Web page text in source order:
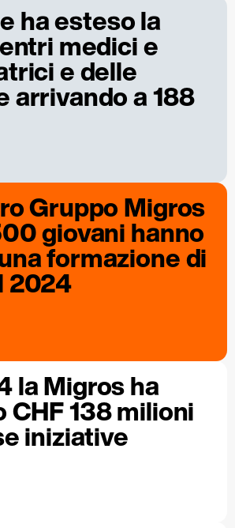
ha esteso la
medici e
e delle
arrivando a 188
Gruppo Migros
giovani hanno
formazione di
2024
la Migros ha
138 milioni
iniziative